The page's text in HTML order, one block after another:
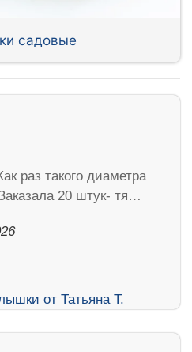
садовые
раз такого диаметра
20 штук- тя…